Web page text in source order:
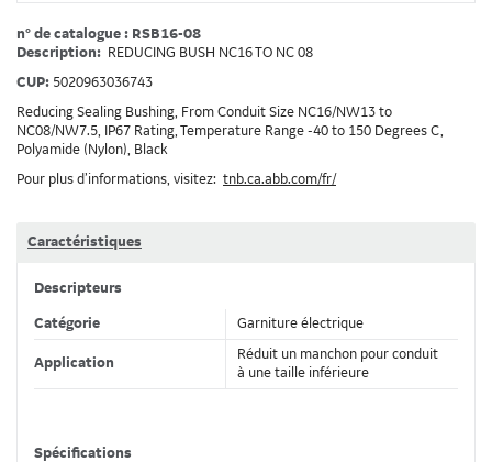
n° de catalogue : RSB16-08
Description: REDUCING BUSH NC16 TO NC 08
CUP: 5020963036743
Reducing Sealing Bushing, From Conduit Size NC16/NW13 to
NC08/NW7.5, IP67 Rating, Temperature Range -40 to 150 Degrees C,
Polyamide (Nylon), Black
Pour plus d’informations, visitez: tnb.ca.abb.com/fr/
Caractéristiques
Descripteurs
Catégorie Garniture électrique
Application
Réduit un manchon pour conduit
à une taille inférieure
Spécifications